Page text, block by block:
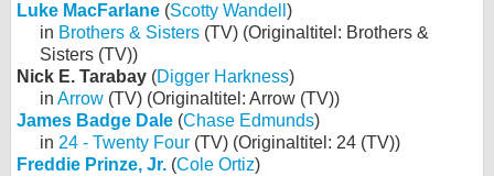
Luke MacFarlane (Scotty Wandell )
in Brothers & Sisters (TV) (Originaltitel: Brothers &
Sisters (TV))
Nick E. Tarabay (Digger Harkness)
in Arrow (TV) (Originaltitel: Arrow (TV))
James Badge Dale (Chase Edmunds)
in 24 - Twenty Four (TV) (Originaltitel: 24 (TV))
Freddie Prinze, Jr. (Cole Ortiz)